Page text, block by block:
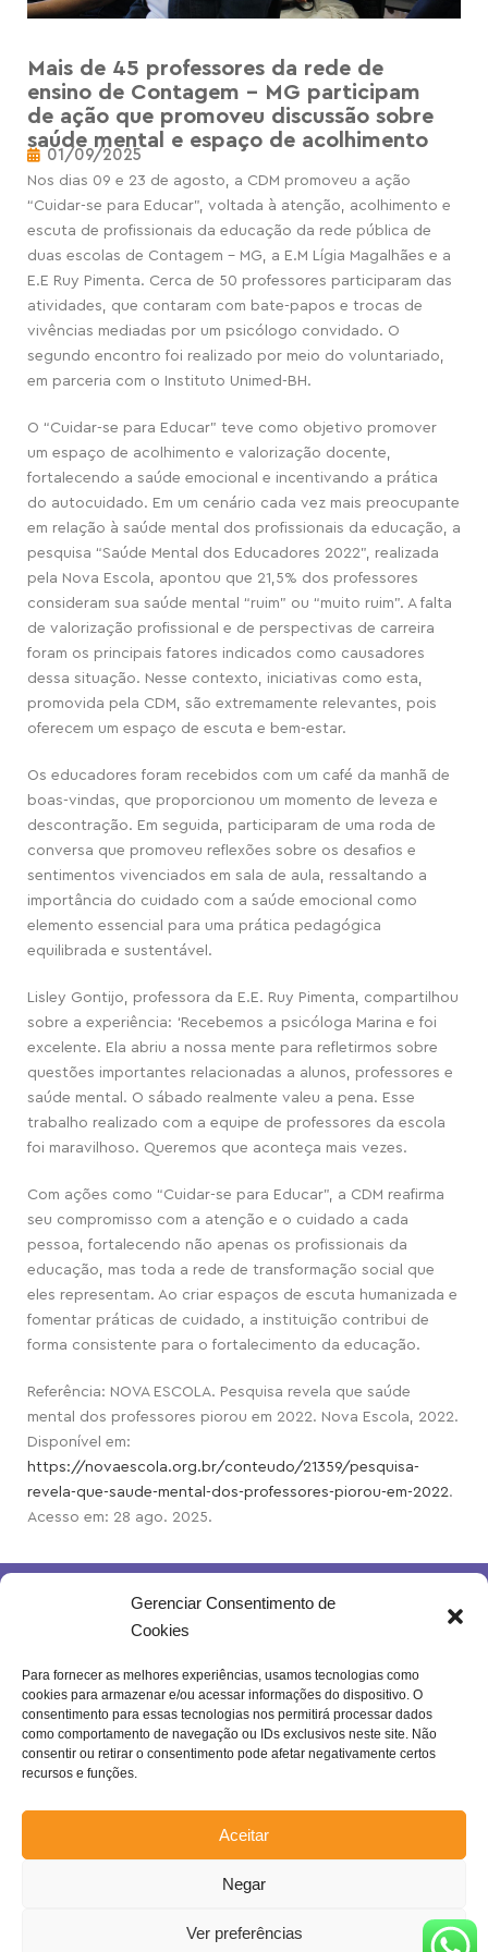
Gerenciar Consentimento de
Cookies
Para fornecer as melhores experiências, usamos tecnologias como
cookies para armazenar e/ou acessar informações do dispositivo. O
consentimento para essas tecnologias nos permitirá processar dados
como comportamento de navegação ou IDs exclusivos neste site. Não
consentir ou retirar o consentimento pode afetar negativamente certos
recursos e funções.
Aceitar
Negar
Ver preferências
Mais de 45 professores da rede de
ensino de Contagem – MG participam
de ação que promoveu discussão sobre
saúde mental e espaço de acolhimento
01/09/2025
Nos dias 09 e 23 de agosto, a CDM promoveu a ação
“Cuidar-se para Educar”, voltada à atenção, acolhimento e
escuta de profissionais da educação da rede pública de
duas escolas de Contagem – MG, a E.M Lígia Magalhães e a
E.E Ruy Pimenta. Cerca de 50 professores participaram das
atividades, que contaram com bate-papos e trocas de
vivências mediadas por um psicólogo convidado. O
segundo encontro foi realizado por meio do voluntariado,
em parceria com o Instituto Unimed-BH.
O “Cuidar-se para Educar” teve como objetivo promover
um espaço de acolhimento e valorização docente,
fortalecendo a saúde emocional e incentivando a prática
do autocuidado. Em um cenário cada vez mais preocupante
em relação à saúde mental dos profissionais da educação, a
pesquisa “Saúde Mental dos Educadores 2022”, realizada
pela Nova Escola, apontou que 21,5% dos professores
consideram sua saúde mental “ruim” ou “muito ruim”. A falta
de valorização profissional e de perspectivas de carreira
foram os principais fatores indicados como causadores
dessa situação. Nesse contexto, iniciativas como esta,
promovida pela CDM, são extremamente relevantes, pois
oferecem um espaço de escuta e bem-estar.
Os educadores foram recebidos com um café da manhã de
boas-vindas, que proporcionou um momento de leveza e
descontração. Em seguida, participaram de uma roda de
conversa que promoveu reflexões sobre os desafios e
sentimentos vivenciados em sala de aula, ressaltando a
importância do cuidado com a saúde emocional como
elemento essencial para uma prática pedagógica
equilibrada e sustentável.
Lisley Gontijo, professora da E.E. Ruy Pimenta, compartilhou
sobre a experiência: ‘Recebemos a psicóloga Marina e foi
excelente. Ela abriu a nossa mente para refletirmos sobre
questões importantes relacionadas a alunos, professores e
saúde mental. O sábado realmente valeu a pena. Esse
trabalho realizado com a equipe de professores da escola
foi maravilhoso. Queremos que aconteça mais vezes.
Com ações como “Cuidar-se para Educar”, a CDM reafirma
seu compromisso com a atenção e o cuidado a cada
pessoa, fortalecendo não apenas os profissionais da
educação, mas toda a rede de transformação social que
eles representam. Ao criar espaços de escuta humanizada e
fomentar práticas de cuidado, a instituição contribui de
forma consistente para o fortalecimento da educação.
Referência: NOVA ESCOLA. Pesquisa revela que saúde
mental dos professores piorou em 2022. Nova Escola, 2022.
Disponível em:
https://novaescola.org.br/conteudo/21359/pesquisa-
revela-que-saude-mental-dos-professores-piorou-em-2022.
Acesso em: 28 ago. 2025.
Rua Joventina da Rocha, 289 – Heliópolis
Belo Horizonte – MG | Brasil.
Se inscreva na nossa newsletter!
Enviar